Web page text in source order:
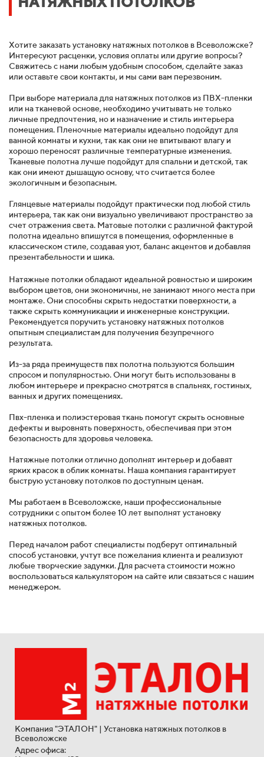
Хотите заказать установку натяжных потолков в Всеволожске?
Интересуют расценки, условия оплаты или другие вопросы?
Свяжитесь с нами любым удобным способом, сделайте заказ
или оставьте свои контакты, и мы сами вам перезвоним.
При выборе материала для натяжных потолков из ПВХ-пленки
или на тканевой основе, необходимо учитывать не только
личные предпочтения, но и назначение и стиль интерьера
помещения. Пленочные материалы идеально подойдут для
ванной комнаты и кухни, так как они не впитывают влагу и
хорошо переносят различные температурные изменения.
Тканевые полотна лучше подойдут для спальни и детской, так
как они имеют дышащую основу, что считается более
экологичным и безопасным.
Глянцевые материалы подойдут практически под любой стиль
интерьера, так как они визуально увеличивают пространство за
счет отражения света. Матовые потолки с различной фактурой
полотна идеально впишутся в помещения, оформленные в
классическом стиле, создавая уют, баланс акцентов и добавляя
презентабельности и шика.
Натяжные потолки обладают идеальной ровностью и широким
выбором цветов, они экономичны, не занимают много места при
монтаже. Они способны скрыть недостатки поверхности, а
также скрыть коммуникации и инженерные конструкции.
Рекомендуется поручить установку натяжных потолков
опытным специалистам для получения безупречного
результата.
Из-за ряда преимуществ пвх полотна пользуются большим
спросом и популярностью. Они могут быть использованы в
любом интерьере и прекрасно смотрятся в спальнях, гостиных,
ванных и других помещениях.
Пвх-пленка и полиэстеровая ткань помогут скрыть основные
дефекты и выровнять поверхность, обеспечивая при этом
безопасность для здоровья человека.
Натяжные потолки отлично дополнят интерьер и добавят
ярких красок в облик комнаты. Наша компания гарантирует
быструю установку потолков по доступным ценам.
Мы работаем в Всеволожске, наши профессиональные
сотрудники с опытом более 10 лет выполнят установку
натяжных потолков.
Перед началом работ специалисты подберут оптимальный
способ установки, учтут все пожелания клиента и реализуют
любые творческие задумки. Для расчета стоимости можно
воспользоваться калькулятором на сайте или связаться с нашим
менеджером.
Компания "ЭТАЛОН" | Установка натяжных потолков в
Всеволожске
Адрес офиса: